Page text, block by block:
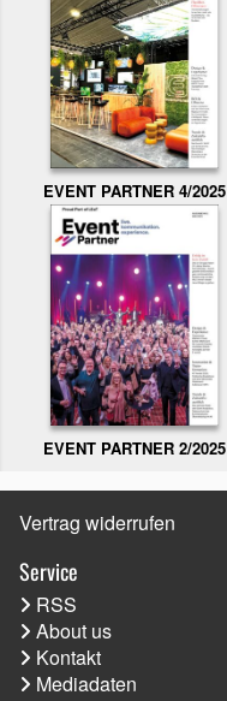
EVENT PARTNER 4/2025
EVENT PARTNER 2/2025
Vertrag widerrufen
Service
RSS
About us
Kontakt
Mediadaten